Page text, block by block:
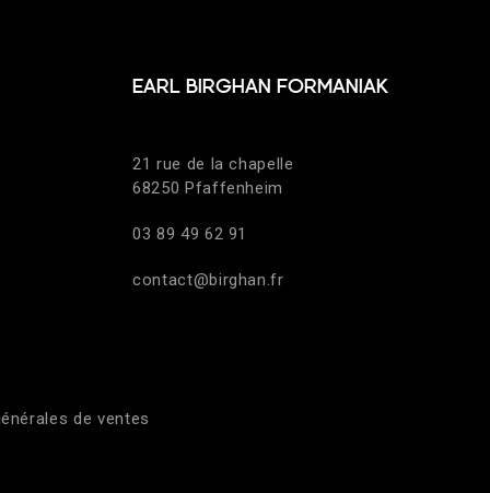
EARL BIRGHAN FORMANIAK
21 rue de la chapelle
68250 Pfaffenheim
03 89 49 62 91
contact@birghan.fr
de ventes